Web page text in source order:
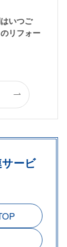
いつご
リフォー
ービ